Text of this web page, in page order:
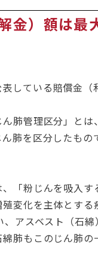
金）額は最
している賠償金（
肺管理区分」と
肺を区分したもの
「粉じんを吸入す
変化を主体とする
アスベスト（石綿
肺もこのじん肺の